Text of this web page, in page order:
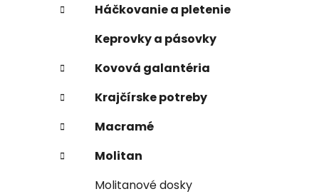
Háčkovanie a pletenie
Keprovky a pásovky
Kovová galantéria
Krajčírske potreby
Macramé
Molitan
Molitanové dosky